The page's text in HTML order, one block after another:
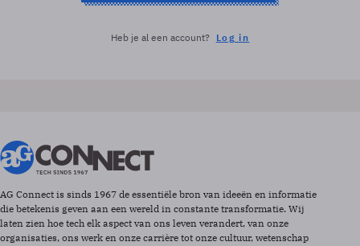
Heb je al een account? Log in
AG Connect is sinds 1967 de essentiële bron van ideeën en informatie
die betekenis geven aan een wereld in constante transformatie. Wij
laten zien hoe tech elk aspect van ons leven verandert, van onze
organisaties, ons werk en onze carrière tot onze cultuur, wetenschap